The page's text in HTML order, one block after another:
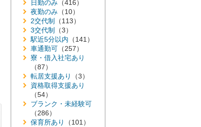
日勤のみ （416）
夜勤のみ （10）
2交代制
（113）
3交代制
（3）
駅近5分以内 （141）
車通勤可 （257）
寮・借入社宅あり
（87）
転居支援あり
（3）
資格取得支援あり
（54）
ブランク・未経験可
（286）
保育所あり
（101）